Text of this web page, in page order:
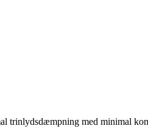
trinlydsdæmpning med minimal